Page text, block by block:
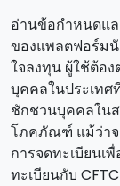
อ่านข้อกําหนดแ
ของแพลตฟอร์ม
ใจลงทุน ผู้ใช้ต้อ
บุคคลในประเทศ
ชักชวนบุคคลใน
โภคภัณฑ์ แม้ว่าจ
การจดทะเบียนเ
ทะเบียนกับ